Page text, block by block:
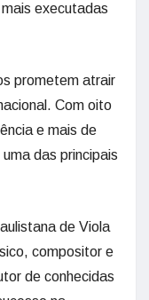
executadas
prometem atrair
Com oito
e mais de
das principais
de Viola
compositor e
de conhecidas